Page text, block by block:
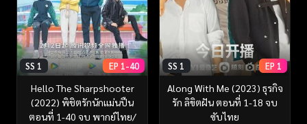
SS 1 EP 1-40
Hello The Sharpshooter
(2022) พิชิตรักนักแม่นปืน
ตอนที่ 1-40 จบ พากย์ไทย/
SS 1 EP 1
Along With Me (2023) ธุรกิจ
รัก ลิขิตฝัน ตอนที่ 1-18 จบ
ซับไทย